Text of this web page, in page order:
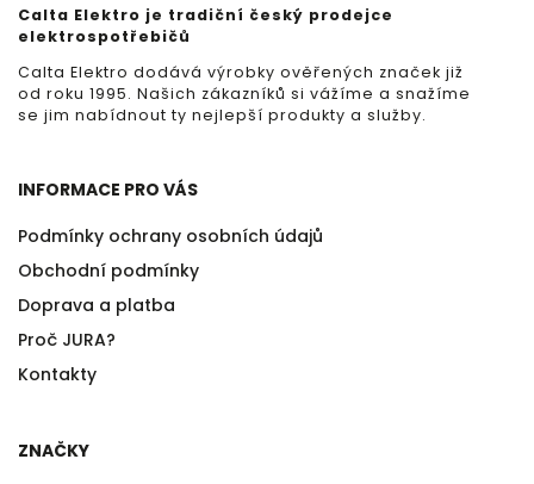
Calta Elektro je tradiční český prodejce
elektrospotřebičů
Calta Elektro dodává výrobky ověřených značek již
od roku 1995. Našich zákazníků si vážíme a snažíme
se jim nabídnout ty nejlepší produkty a služby.
INFORMACE PRO VÁS
Podmínky ochrany osobních údajů
Obchodní podmínky
Doprava a platba
Proč JURA?
Kontakty
ZNAČKY